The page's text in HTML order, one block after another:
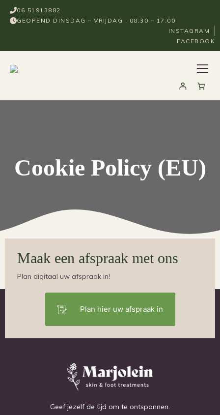
06 51913882
GEOPEND DINSDAG – VRIJDAG : 08:30 – 17:00
INSTAGRAM
FACEBOOK
Cookie Policy (EU)
Maak een afspraak met ons
Plan digitaal uw afspraak in!
Plan hier uw afspraak in
Geef jezelf de tijd om te ontspannen.